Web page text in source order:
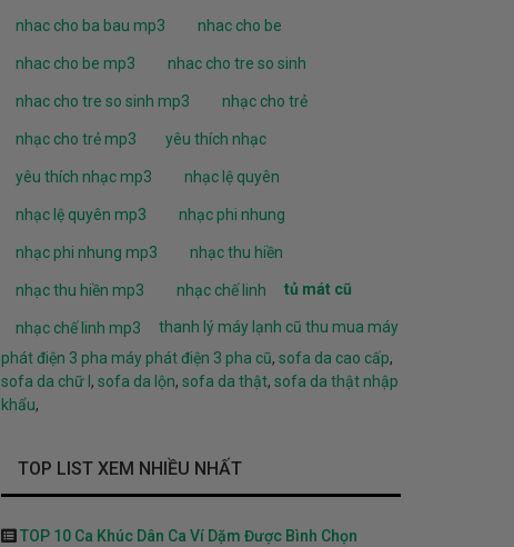
nhac cho ba bau mp3 nhac cho be
nhac cho be mp3 nhac cho tre so sinh
nhac cho tre so sinh mp3 nhạc cho trẻ
nhạc cho trẻ mp3 yêu thích nhạc
yêu thích nhạc mp3 nhạc lệ quyên
nhạc lệ quyên mp3 nhạc phi nhung
nhạc phi nhung mp3 nhạc thu hiền
nhạc thu hiền mp3 nhạc chế linh tủ mát cũ
nhạc chế linh mp3 thanh lý máy lạnh cũ thu mua máy
phát điện 3 pha máy phát điện 3 pha cũ, sofa da cao cấp,
sofa da chữ l , sofa da lộn, sofa da thật, sofa da thật nhập
khẩu,
TOP LIST XEM NHIỀU NHẤT
TOP 10 Ca Khúc Dân Ca Ví Dặm Được Bình Chọn